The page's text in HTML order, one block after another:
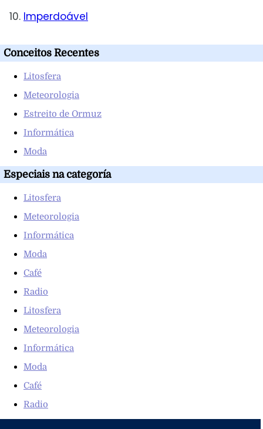
Imperdoável
Conceitos Recentes
Litosfera
Meteorologia
Estreito de Ormuz
Informática
Moda
Especiais na categoría
Litosfera
Meteorologia
Informática
Moda
Café
Radio
Litosfera
Meteorologia
Informática
Moda
Café
Radio